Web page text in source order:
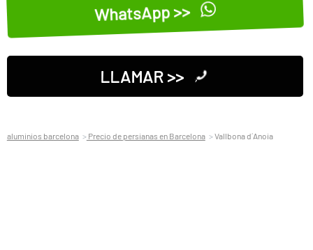
WhatsApp >>
LLAMAR >>
aluminios barcelona Precio de persianas en Barcelona Vallbona d´Anoia